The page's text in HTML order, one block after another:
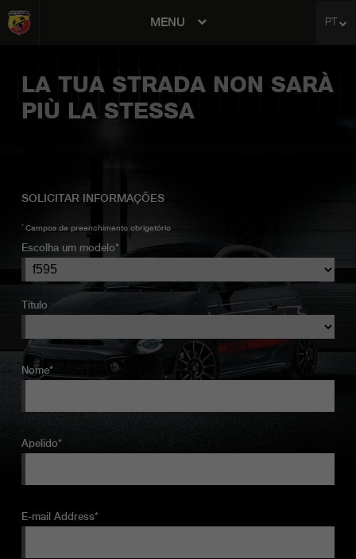
MENU PT
LA TUA STRADA NON SARÀ
PIÙ LA STESSA
SOLICITAR INFORMAÇÕES
* Campos de preenchimento obrigatório
Escolha um modelo*
Título
Nome*
Apelido*
E-mail Address*